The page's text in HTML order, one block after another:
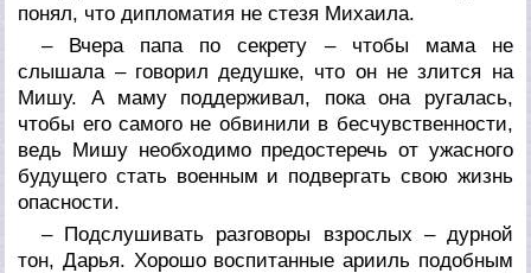
понял, что дипломатия не стезя Михаила.
– Вчера папа по секрету – чтобы мама не
слышала – говорил дедушке, что он не злится на
Мишу. А маму поддерживал, пока она ругалась,
чтобы его самого не обвинили в бесчувственности,
ведь Мишу необходимо предостеречь от ужасного
будущего стать военным и подвергать свою жизнь
опасности.
– Подслушивать разговоры взрослых – дурной
тон, Дарья. Хорошо воспитанные арииль подобным